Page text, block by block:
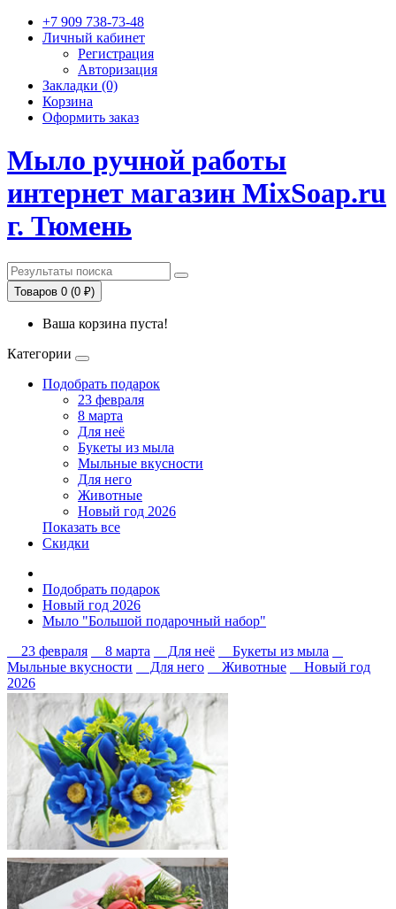
+7 909 738-73-48
Личный кабинет
Регистрация
Авторизация
Закладки (0)
Корзина
Оформить заказ
Мыло ручной работы
интернет магазин MixSoap.ru
г. Тюмень
Товаров 0 (0 ₽)
Ваша корзина пуста!
Категории
Подобрать подарок
23 февраля
8 марта
Для неё
Букеты из мыла
Мыльные вкусности
Для него
Животные
Новый год 2026
Показать все
Скидки
Подобрать подарок
Новый год 2026
Мыло "Большой подарочный набор"
23 февраля
8 марта Для неё
Букеты из мыла
Мыльные вкусности
Для него Животные
Новый год
2026